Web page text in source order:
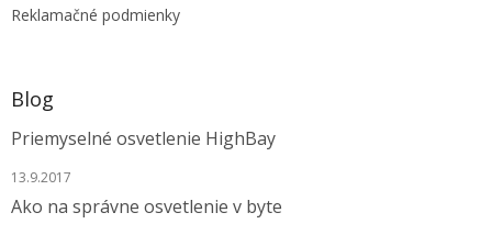
Reklamačné podmienky
Blog
Priemyselné osvetlenie HighBay
13.9.2017
Ako na správne osvetlenie v byte